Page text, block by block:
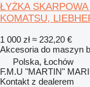
ŁYŻKA
KOMATSU,
1 000 zł ≈ 232,20 €
Akcesoria do maszyn
Polska, Łochów
F.M.U "MARTIN"
Kontakt z dealerem